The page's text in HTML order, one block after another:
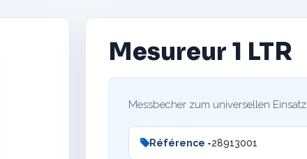
Mesureur 1 LTR
Messbecher zum universellen Einsatz.
Référence -28913001